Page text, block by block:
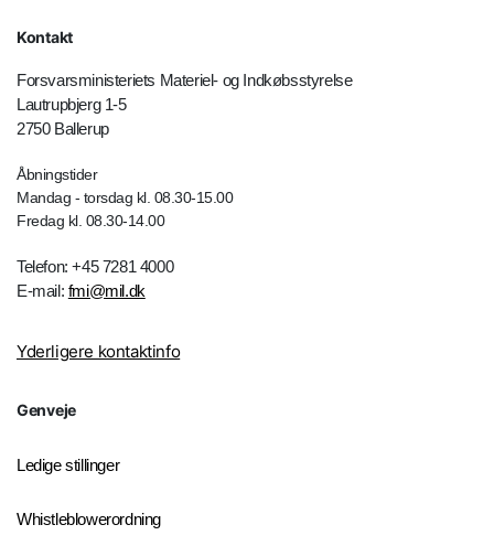
Kontakt
Forsvarsministeriets Materiel- og Indkøbsstyrelse
Lautrupbjerg 1-5
2750 Ballerup
Åbningstider
Mandag - torsdag kl. 08.30-15.00
Fredag kl. 08.30-14.00
Telefon: +45 7281 4000
E-mail: fmi@mil.dk
Yderligere kontaktinfo
Genveje
Ledige stillinger
Whistleblowerordning